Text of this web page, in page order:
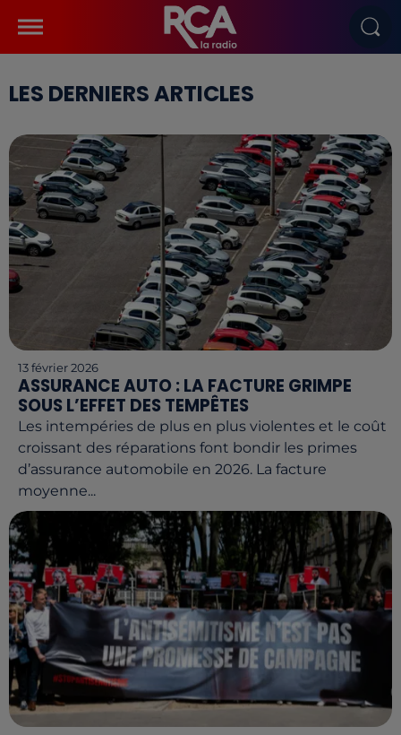
LES DERNIERS ARTICLES
13 février 2026
ASSURANCE AUTO : LA FACTURE GRIMPE
SOUS L’EFFET DES TEMPÊTES
Les intempéries de plus en plus violentes et le coût
croissant des réparations font bondir les primes
d’assurance automobile en 2026. La facture
moyenne...